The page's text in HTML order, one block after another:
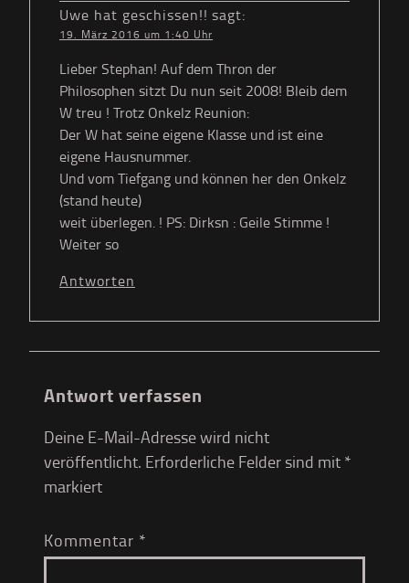
Uwe hat geschissen!! sagt:
19. März 2016 um 1:40 Uhr
Lieber Stephan! Auf dem Thron der
Philosophen sitzt Du nun seit 2008! Bleib dem
W treu ! Trotz Onkelz Reunion:
Der W hat seine eigene Klasse und ist eine
eigene Hausnummer.
Und vom Tiefgang und können her den Onkelz
(stand heute)
weit überlegen. ! PS: Dirksn : Geile Stimme !
Weiter so
Antworten
Antwort verfassen
Deine E-Mail-Adresse wird nicht
veröffentlicht. Erforderliche Felder sind mit *
markiert
Kommentar *